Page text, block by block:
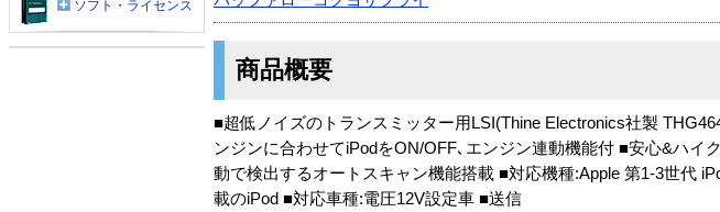
商品概要
■超低ノイズのトランスミッター用LSI(Thine Electronics社製
ンジンに合わせてiPodをON/OFF､エンジン連動機能付 ■安心&ハイ
動で検出するオートスキャン機能搭載 ■対応機種:Apple 第1-3世代
載のiPod ■対応車種:電圧12V設定車 ■送信
ソフト・ライセンス